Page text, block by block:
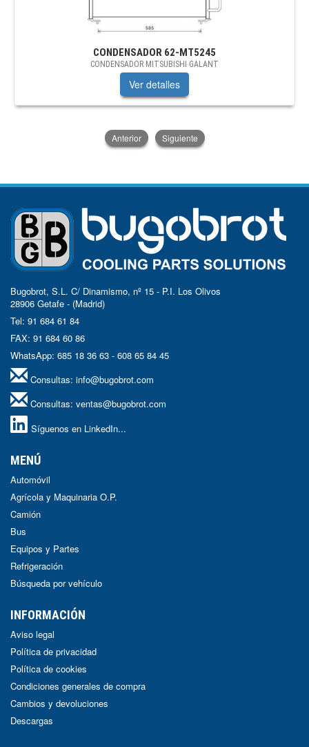
CONDENSADOR 62-MT5245
CONDENSADOR MITSUBISHI GALANT
Ver detalles
Anterior Siguiente
Bugobrot, S.L. C/ Dinamismo, nº 15 - P.I. Los Olivos
28906 Getafe - (Madrid)
Tel: 91 684 61 84
FAX: 91 684 60 86
WhatsApp: 685 18 36 63 - 608 65 84 45
Consultas: info@bugobrot.com
Consultas: ventas@bugobrot.com
Síguenos en LinkedIn...
MENÚ
Automóvil
Agrícola y Maquinaria O.P.
Camión
Bus
Equipos y Partes
Refrigeración
Búsqueda por vehículo
INFORMACIÓN
Aviso legal
Política de privacidad
Política de cookies
Condiciones generales de compra
Cambios y devoluciones
Descargas